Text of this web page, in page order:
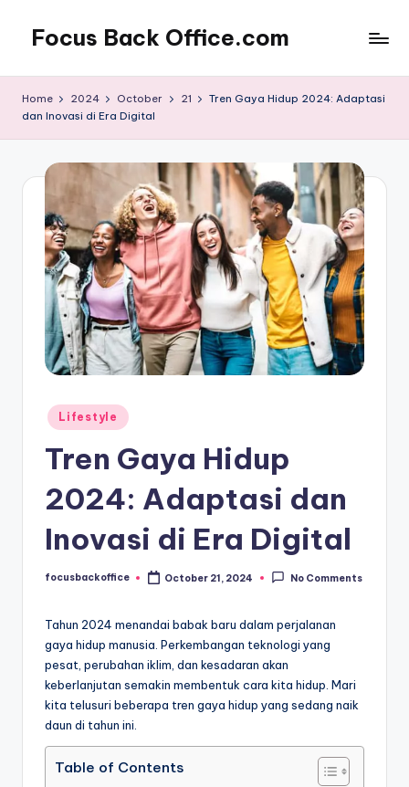
Focus Back Office.com
Home 2024 October 21
Tren Gaya Hidup 2024: Adaptasi
dan Inovasi di Era Digital
Posted
in
Lifestyle
Tren Gaya Hidup
2024: Adaptasi dan
Inovasi di Era Digital
Posted
focusbackoffice October 21, 2024 No Comments
Tahun 2024 menandai babak baru dalam perjalanan
gaya hidup manusia. Perkembangan teknologi yang
pesat, perubahan iklim, dan kesadaran akan
keberlanjutan semakin membentuk cara kita hidup. Mari
kita telusuri beberapa tren gaya hidup yang sedang naik
daun di tahun ini.
Table of Contents